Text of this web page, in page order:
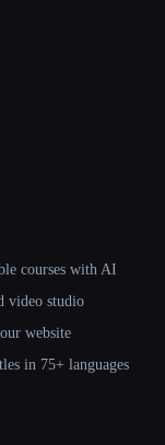
courses with AI
video studio
website
in 75+ languages